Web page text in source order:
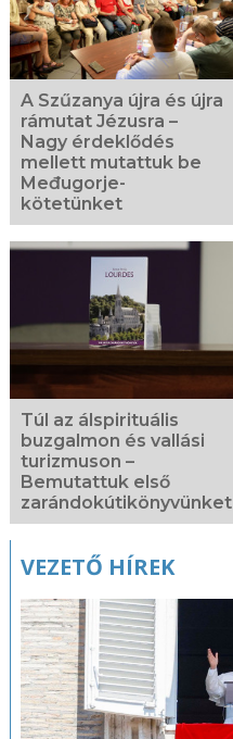
A Szűzanya újra és újra
rámutat Jézusra –
Nagy érdeklődés
mellett mutattuk be
Međugorje-
kötetünket
Túl az álspirituális
buzgalmon és vallási
turizmuson –
Bemutattuk első
zarándokútikönyvünket
VEZETŐ HÍREK